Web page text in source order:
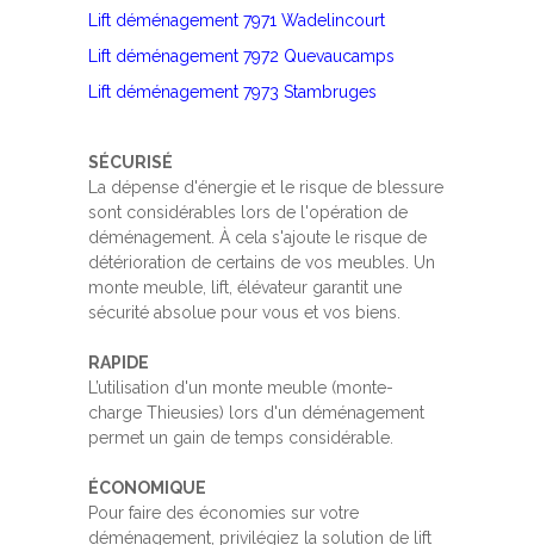
Lift déménagement 7971 Wadelincourt
Lift déménagement 7972 Quevaucamps
Lift déménagement 7973 Stambruges
SÉCURISÉ
La dépense d'énergie et le risque de blessure
sont considérables lors de l'opération de
déménagement. À cela s'ajoute le risque de
détérioration de certains de vos meubles. Un
monte meuble, lift, élévateur garantit une
sécurité absolue pour vous et vos biens.
RAPIDE
L’utilisation d'un monte meuble (monte-
charge Thieusies) lors d'un déménagement
permet un gain de temps considérable.
ÉCONOMIQUE
Pour faire des économies sur votre
déménagement, privilégiez la solution de lift